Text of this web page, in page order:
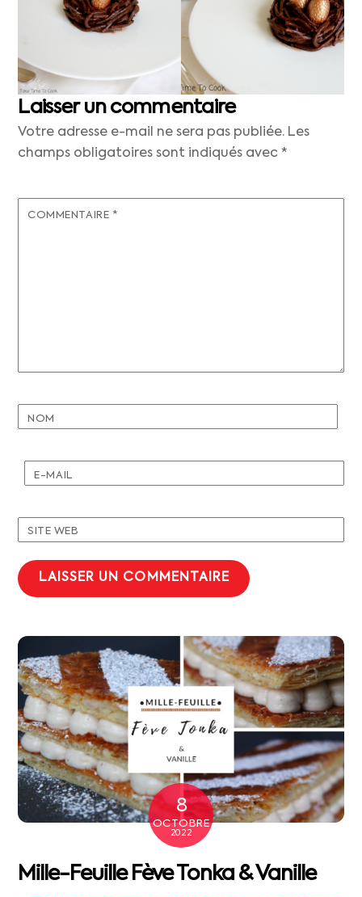
Laisser un commentaire
Votre adresse e-mail ne sera pas publiée. Les
champs obligatoires sont indiqués avec*
COMMENTAIRE *
NOM
E-MAIL
SITE WEB
8
OCTOBRE
2022
Mille-Feuille Fève Tonka & Vanille